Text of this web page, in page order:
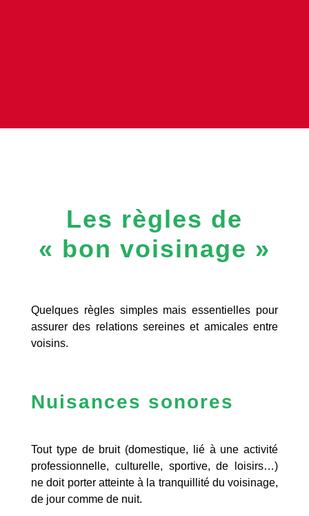
Les règles de
« bon voisinage »
Quelques règles simples mais essentielles pour
assurer des relations sereines et amicales entre
voisins.
Nuisances sonores
Tout type de bruit (domestique, lié à une activité
professionnelle, culturelle, sportive, de loisirs…)
ne doit porter atteinte à la tranquillité du voisinage,
de jour comme de nuit.